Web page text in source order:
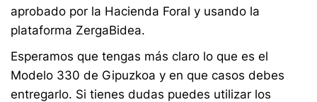
aprobado por la Hacienda Foral y usando la
plataforma ZergaBidea.
Esperamos que tengas más claro lo que es el
Modelo 330 de Gipuzkoa y en que casos debes
entregarlo. Si tienes dudas puedes utilizar los